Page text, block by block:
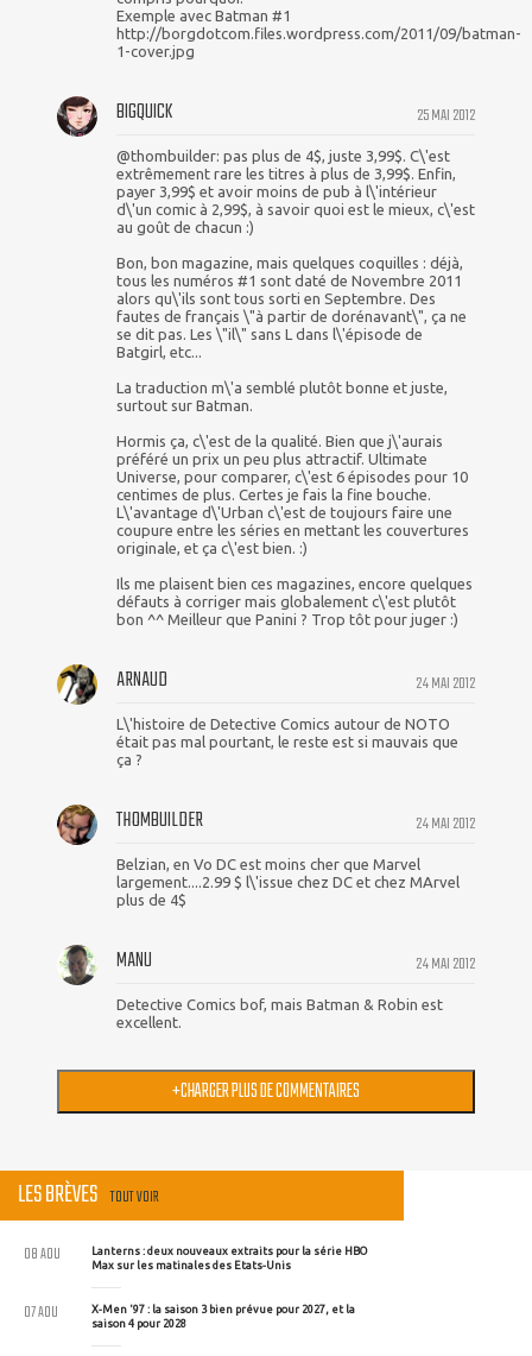
Exemple avec Batman #1
http://borgdotcom.files.wordpress.com/2011/09/batman-
1-cover.jpg
25 MAI 2012
BIGQUICK
@thombuilder: pas plus de 4$, juste 3,99$. C\'est
extrêmement rare les titres à plus de 3,99$. Enfin,
payer 3,99$ et avoir moins de pub à l\'intérieur
d\'un comic à 2,99$, à savoir quoi est le mieux, c\'est
au goût de chacun :)
Bon, bon magazine, mais quelques coquilles : déjà,
tous les numéros #1 sont daté de Novembre 2011
alors qu\'ils sont tous sorti en Septembre. Des
fautes de français \"à partir de dorénavant\", ça ne
se dit pas. Les \"il\" sans L dans l\'épisode de
Batgirl, etc...
La traduction m\'a semblé plutôt bonne et juste,
surtout sur Batman.
Hormis ça, c\'est de la qualité. Bien que j\'aurais
préféré un prix un peu plus attractif. Ultimate
Universe, pour comparer, c\'est 6 épisodes pour 10
centimes de plus. Certes je fais la fine bouche.
L\'avantage d\'Urban c\'est de toujours faire une
coupure entre les séries en mettant les couvertures
originale, et ça c\'est bien. :)
Ils me plaisent bien ces magazines, encore quelques
défauts à corriger mais globalement c\'est plutôt
bon ^^ Meilleur que Panini ? Trop tôt pour juger :)
24 MAI 2012
ARNAUD
L\'histoire de Detective Comics autour de NOTO
était pas mal pourtant, le reste est si mauvais que
ça ?
24 MAI 2012
THOMBUILDER
Belzian, en Vo DC est moins cher que Marvel
largement....2.99 $ l\'issue chez DC et chez MArvel
plus de 4$
24 MAI 2012
MANU
Detective Comics bof, mais Batman & Robin est
excellent.
+CHARGER PLUS DE COMMENTAIRES
LES BRÈVES TOUT VOIR
Lanterns : deux nouveaux extraits pour la série HBO
Max sur les matinales des Etats-Unis
08 AOU
X-Men '97 : la saison 3 bien prévue pour 2027, et la
saison 4 pour 2028
07 AOU